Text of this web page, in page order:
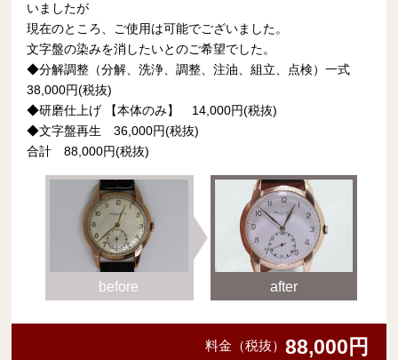
いましたが
現在のところ、ご使用は可能でございました。
文字盤の染みを消したいとのご希望でした。
◆分解調整（分解、洗浄、調整、注油、組立、点検）一式
38,000円(税抜)
◆研磨仕上げ 【本体のみ】 14,000円(税抜)
◆文字盤再生 36,000円(税抜)
合計 88,000円(税抜)
before after
料金（税抜） 88,000円